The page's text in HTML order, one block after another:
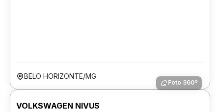
BELO HORIZONTE/MG
Foto 360º
VOLKSWAGEN NIVUS